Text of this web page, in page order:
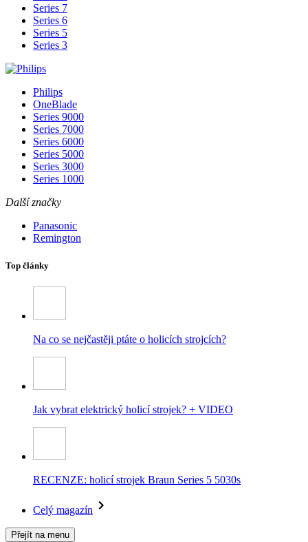
Series 7
Series 6
Series 5
Series 3
Philips
OneBlade
Series 9000
Series 7000
Series 6000
Series 5000
Series 3000
Series 1000
Další značky
Panasonic
Remington
Top články
Na co se nejčastěji ptáte o holicích strojcích?
Jak vybrat elektrický holicí strojek? + VIDEO
RECENZE: holicí strojek Braun Series 5 5030s
Celý magazín
Přejít na menu